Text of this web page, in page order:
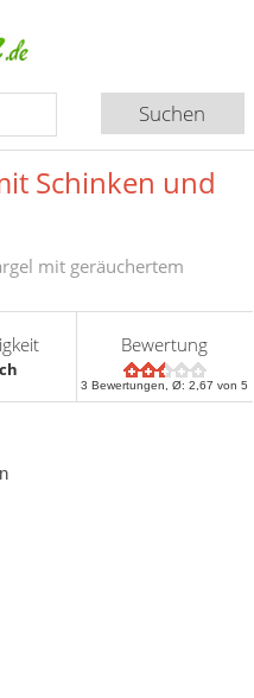
Schinken und
mit geräuchertem
Bewertung
3 Bewertungen, Ø:2,67 von 5